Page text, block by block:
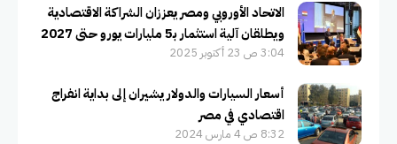
الاتحاد الأوروبي ومصر يعززان الشراكة الاقتصادية
ويطلقان آلية استثمار بـ5 مليارات يورو حتى 2027
3:04 ص 23 أكتوبر 2025
أسعار السيارات والدولار يشيران إلى بداية انفراج
اقتصادي في مصر
8:32 ص 4 مارس 2024